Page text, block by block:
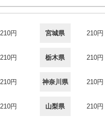
210円 宮城県 210円
210円 栃木県 210円
210円 神奈川県 210円
210円 山梨県 210円